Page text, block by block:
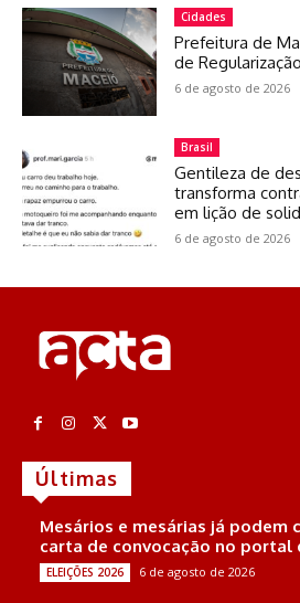
Cidades
Prefeitura de
de
6 de agosto de 2026
Brasil
Gentileza de
transforma
em lição de
6 de agosto de 2026
Últimas
Mesários e mesárias já podem
carta de convocação no portal
ELEIÇÕES 2026 6 de agosto de 2026